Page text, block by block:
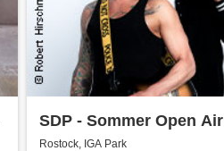
SDP - Sommer Open Air
Rostock, IGA Park